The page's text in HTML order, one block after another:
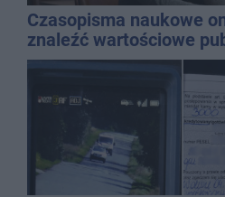
Czasopisma naukowe
znaleźć wartościowe